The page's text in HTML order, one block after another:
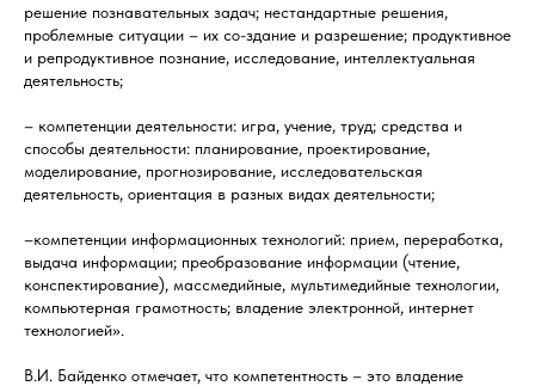
решение познавательных задач; нестандартные решения,
проблемные ситуации – их со-здание и разрешение; продуктивное
и репродуктивное познание, исследование, интеллектуальная
деятельность;
– компетенции деятельности: игра, учение, труд; средства и
способы деятельности: планирование, проектирование,
моделирование, прогнозирование, исследовательская
деятельность, ориентация в разных видах деятельности;
–компетенции информационных технологий: прием, переработка,
выдача информации; преобразование информации (чтение,
конспектирование), массмедийные, мультимедийные технологии,
компьютерная грамотность; владение электронной, интернет
технологией».
В.И. Байденко отмечает, что компетентность – это владение